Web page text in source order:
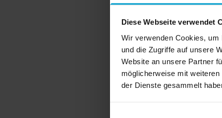
Diese Webseite verwendet
Wir verwenden Cookies,
und die Zugriffe auf unsere
Website an unsere Partner
möglicherweise mit
der Dienste gesammelt
Events
Postkarte
Wenn Du
drucken
Wunsch